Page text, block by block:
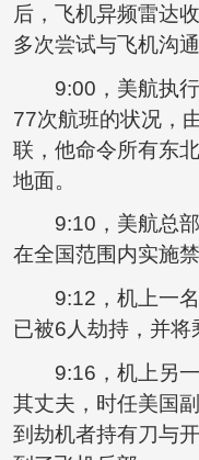
后，飞机异频雷达
多次尝试与飞机沟
9:00，美航执
77次航班的状况，
联，他命令所有东
地面。
9:10，美航总
在全国范围内实施禁
9:12，机上一
已被6人劫持，并将
9:16，机上另
其丈夫，时任美国
到劫机者持有刀与